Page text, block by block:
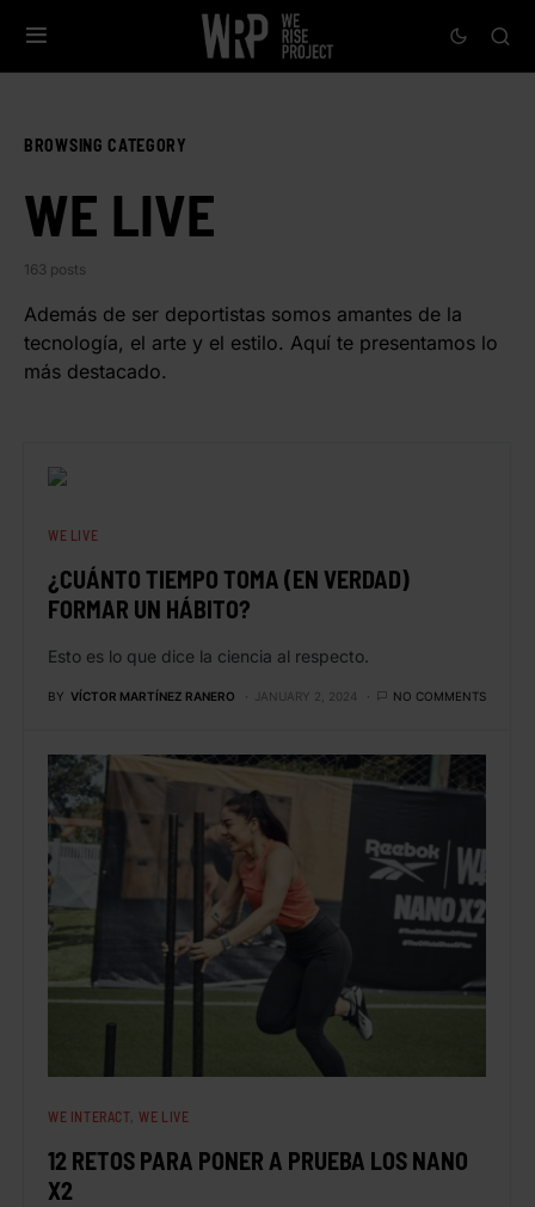
BROWSING CATEGORY
WE LIVE
163 posts
Además de ser deportistas somos amantes de la
tecnología, el arte y el estilo. Aquí te presentamos lo
más destacado.
WE LIVE
¿CUÁNTO TIEMPO TOMA (EN VERDAD)
FORMAR UN HÁBITO?
Esto es lo que dice la ciencia al respecto.
BY VÍCTOR MARTÍNEZ RANERO JANUARY 2, 2024 NO COMMENTS
WE INTERACT WE LIVE
12 RETOS PARA PONER A PRUEBA LOS NANO
X2